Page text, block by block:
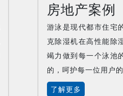
房地产案例
游泳是现代都市住宅
克除湿机在高性能除
竭力做到每一个泳池
的，呵护每一位用户
了解更多